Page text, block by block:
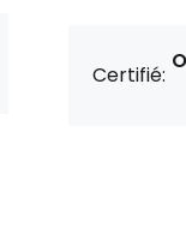
Certifié: